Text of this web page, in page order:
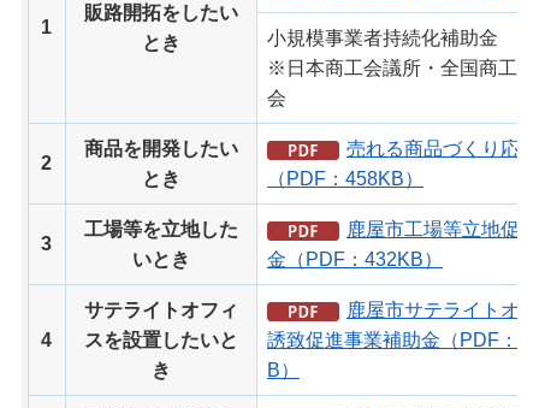
1
販路開拓をしたい
とき
小規模事業者持続化補助金
※日本商工会議所・全国商工
会
2
商品を開発したい
とき
売れる商品づくり応
（PDF：458KB）
3
工場等を立地した
いとき
鹿屋市工場等立地促
金（PDF：432KB）
4
サテライトオフィ
スを設置したいと
き
鹿屋市サテライトオ
誘致促進事業補助金（PDF：
B）